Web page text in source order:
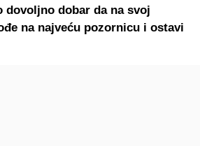
dovoljno dobar da na svoj
na najveću pozornicu i ostavi